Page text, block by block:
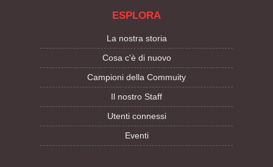
ESPLORA
La nostra storia
Cosa c'è di nuovo
Campioni della Commuity
Il nostro Staff
Utenti connessi
Eventi